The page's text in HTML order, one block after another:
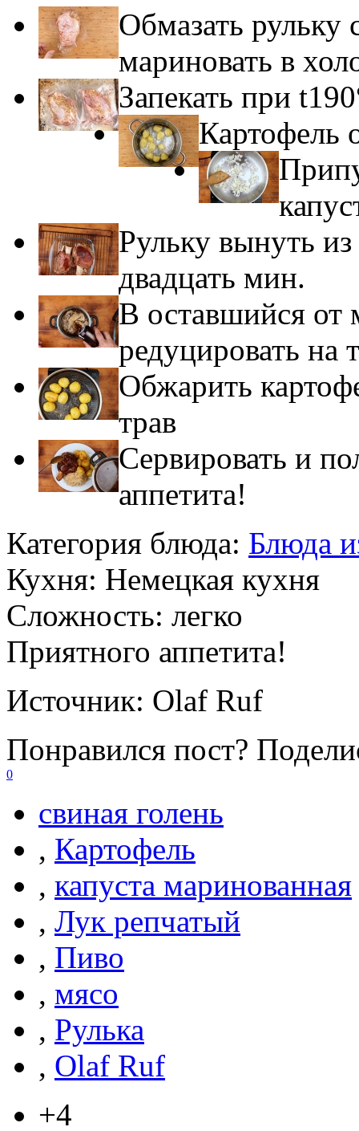
Обмазать рульку
мариновать в
Запекать при
Картофель
Рульку вынуть из
двадцать мин.
В оставшийся от
редуцировать на
Обжарить
трав
Сервировать и
аппетита!
Категория блюда: Блюда
Кухня: Немецкая кухня
Сложность: легко
Приятного аппетита!
Источник: Olaf Ruf
Понравился пост?
0
свиная голень
, Картофель
, капуста маринованная
, Лук репчатый
, Пиво
, мясо
, Рулька
, Olaf Ruf
+4